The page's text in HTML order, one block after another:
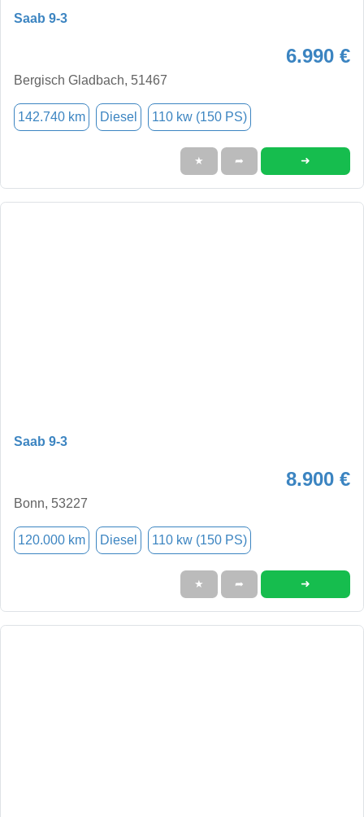
Saab 9-3
6.990 €
Bergisch Gladbach, 51467
142.740 km Diesel 110 kw (150 PS)
★ ➦ ➜
Saab 9-3
8.900 €
Bonn, 53227
120.000 km Diesel 110 kw (150 PS)
★ ➦ ➜